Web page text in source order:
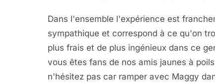
Dans l'ensemble l'expérience est
sympathique et correspond à ce qu'on
plus frais et de plus ingénieux dans ce
vous êtes fans de nos amis jaunes à
n'hésitez pas car ramper avec Maggy